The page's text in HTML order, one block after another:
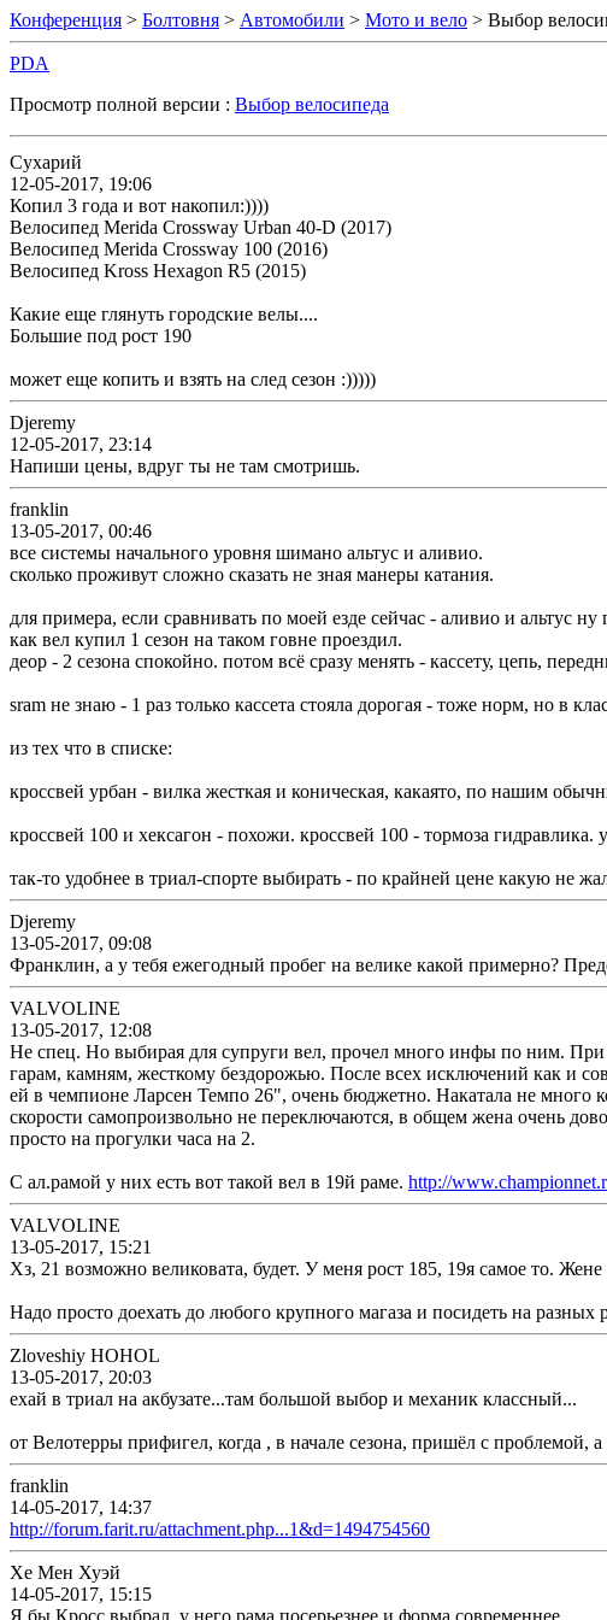
Конференция > Болтовня > Автомобили > Мото и вело > Выбор
PDA
Просмотр полной версии : Выбор велосипеда
Сухарий
12-05-2017, 19:06
Копил 3 года и вот накопил:))))
Велосипед Merida Crossway Urban 40-D (2017)
Велосипед Merida Crossway 100 (2016)
Велосипед Kross Hexagon R5 (2015)
Какие еще глянуть городские велы....
Большие под рост 190
может еще копить и взять на след сезон :)))))
Djeremy
12-05-2017, 23:14
Напиши цены, вдруг ты не там смотришь.
franklin
13-05-2017, 00:46
все системы начального уровня шимано альтус и аливио.
сколько проживут сложно сказать не зная манеры катания.
для примера, если сравнивать по моей езде сейчас - аливио и альтус
как вел купил 1 сезон на таком говне проездил.
деор - 2 сезона спокойно. потом всё сразу менять - кассету, цепь,
sram не знаю - 1 раз только кассета стояла дорогая - тоже норм, но в
из тех что в списке:
кроссвей урбан - вилка жесткая и коническая, какаято, по нашим
кроссвей 100 и хексагон - похожи. кроссвей 100 - тормоза гидравлика.
так-то удобнее в триал-спорте выбирать - по крайней цене какую не
Djeremy
13-05-2017, 09:08
Франклин, а у тебя ежегодный пробег на велике какой примерно?
VALVOLINE
13-05-2017, 12:08
Не спец. Но выбирая для супруги вел, прочел много инфы по ним. При
гарам, камням, жесткому бездорожью. После всех исключений как и
ей в чемпионе Ларсен Темпо 26", очень бюджетно. Накатала не много
скорости самопроизвольно не переключаются, в общем жена очень
просто на прогулки часа на 2.
С ал.рамой у них есть вот такой вел в 19й раме. http://
VALVOLINE
13-05-2017, 15:21
Хз, 21 возможно великовата, будет. У меня рост 185, 19я самое то.
Надо просто доехать до любого крупного магаза и посидеть на разных
Zloveshiy HOHOL
13-05-2017, 20:03
ехай в триал на акбузате...там большой выбор и механик классный...
от Велотерры прифигел, когда , в начале сезона, пришёл с проблемой,
franklin
14-05-2017, 14:37
http://forum.farit.ru/attachment.php...1&d=1494754560
Хе Мен Хуэй
14-05-2017, 15:15
Я бы Кросс выбрал, у него рама посерьезнее и форма современнее.